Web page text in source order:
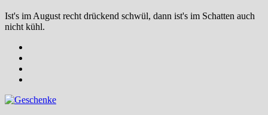
Ist's im August recht drückend schwül, dann ist's im Schatten auch
nicht kühl.